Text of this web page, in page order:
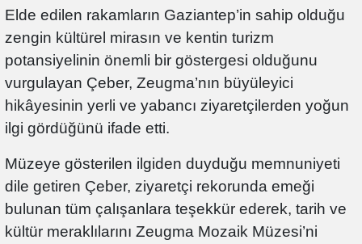
Elde edilen rakamların Gaziantep’in sahip olduğu
zengin kültürel mirasın ve kentin turizm
potansiyelinin önemli bir göstergesi olduğunu
vurgulayan Çeber, Zeugma’nın büyüleyici
hikâyesinin yerli ve yabancı ziyaretçilerden yoğun
ilgi gördüğünü ifade etti.
Müzeye gösterilen ilgiden duyduğu memnuniyeti
dile getiren Çeber, ziyaretçi rekorunda emeği
bulunan tüm çalışanlara teşekkür ederek, tarih ve
kültür meraklılarını Zeugma Mozaik Müzesi’ni